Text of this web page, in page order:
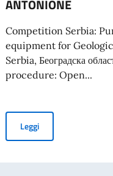
DEL
PROMOSSI DA ENTI
ANTONIONE
Competition Serbia:
equipment for
Serbia, Београдска
procedure: Open...
LeggiTENDER FOR